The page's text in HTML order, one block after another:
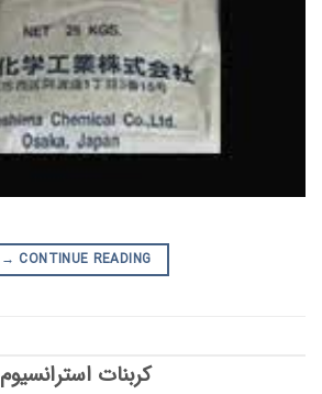
CONTINUE READING
→
کربنات استرانسیوم